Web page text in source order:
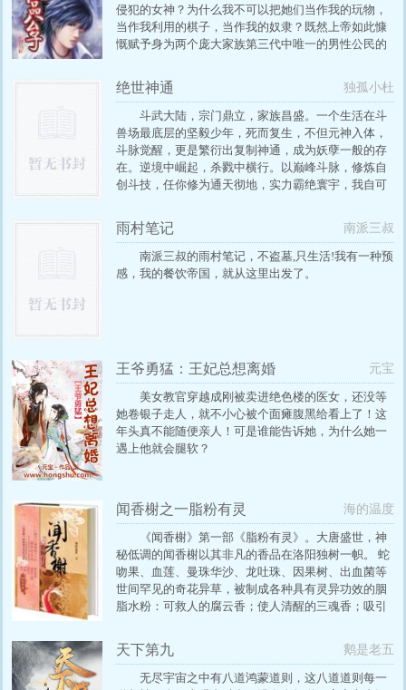
侵犯的女神？为什么我不可以把她们当作我的玩物，
当作我利用的棋子，当作我的奴隶？既然上帝如此慷
慨赋予身为两个庞大家族第三代中唯一的男性公民的
人的最好礼物？
绝世神通 独孤小杜
斗武大陆，宗门鼎立，家族昌盛。一个生活在斗
兽场最底层的坚毅少年，死而复生，不但元神入体，
斗脉觉醒，更是繁衍出复制神通，成为妖孽一般的存
在。逆境中崛起，杀戮中横行。以巅峰斗脉，修炼自
创斗技，任你修为通天彻地，实力霸绝寰宇，我自可
荒宇，睥睨苍穹！
雨村笔记 南派三叔
南派三叔的雨村笔记，不盗墓,只生活!我有一种预
感，我的餐饮帝国，就从这里出发了。
王爷勇猛：王妃总想离婚 元宝
美女教官穿越成刚被卖进绝色楼的医女，还没等
她卷银子走人，就不小心被个面瘫腹黑给看上了！这
年头真不能随便亲人！可是谁能告诉她，为什么她一
遇上他就会腿软？
闻香榭之一脂粉有灵 海的温度
《闻香榭》第一部《脂粉有灵》。大唐盛世，神
秘低调的闻香榭以其非凡的香品在洛阳独树一帜。 蛇
吻果、血莲、曼珠华沙、龙吐珠、因果树、出血菌等
世间罕见的奇花异草，被制成各种具有灵异功效的胭
脂水粉：可救人的腐云香；使人清醒的三魂香；吸引
美人霜、仙人粉 被称为妖孽的异能少年方沫儿，为救
人被迫卖身闻香榭，为精怪古灵的婉娘工作。经历了
猜忌、痛苦和失落后，沫儿在制香历练中慢慢成长。
天下第九 鹅是老五
无尽宇宙之中有八道鸿蒙道则，这八道道则每一